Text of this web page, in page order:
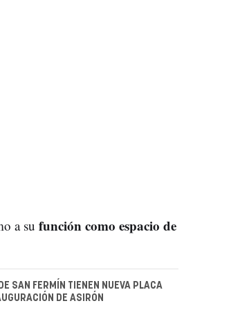
a su función como espacio de
SAN FERMÍN TIENEN NUEVA PLACA
DE ASIRÓN